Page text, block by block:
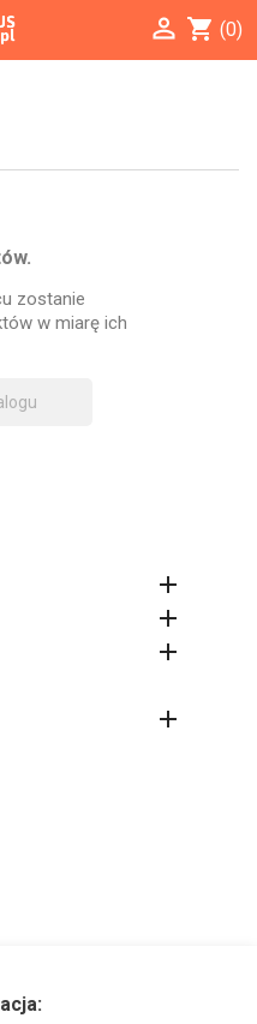
shopping_cart (0)

zostanie
w miarę ich



